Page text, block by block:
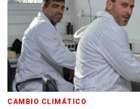
CAMBIO CLIMÁTICO